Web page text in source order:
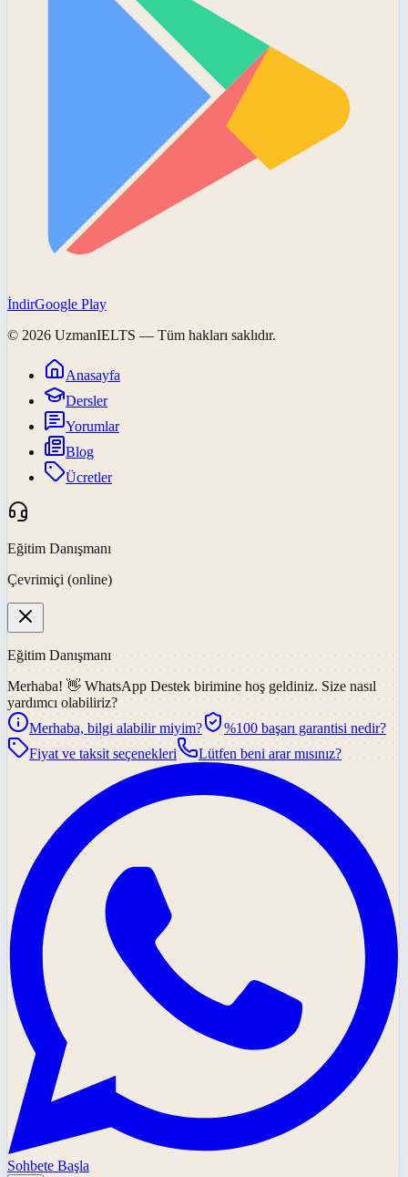
İndirGoogle Play
© 2026 UzmanIELTS — Tüm hakları saklıdır.
Anasayfa
Dersler
Yorumlar
Blog
Ücretler
Eğitim Danışmanı
Çevrimiçi (online)
Eğitim Danışmanı
Merhaba! 👋 WhatsApp Destek birimine hoş geldiniz. Size nasıl
yardımcı olabiliriz?
Merhaba, bilgi alabilir miyim?
%100 başarı garantisi nedir?
Fiyat ve taksit seçenekleri
Lütfen beni arar mısınız?
Sohbete Başla